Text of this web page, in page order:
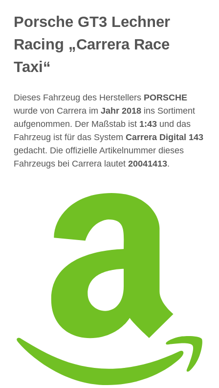
Porsche GT3 Lechner
Racing „Carrera Race
Taxi“
Dieses Fahrzeug des Herstellers PORSCHE
wurde von Carrera im Jahr 2018 ins Sortiment
aufgenommen. Der Maßstab ist 1:43 und das
Fahrzeug ist für das System Carrera Digital 143
gedacht. Die offizielle Artikelnummer dieses
Fahrzeugs bei Carrera lautet 20041413.